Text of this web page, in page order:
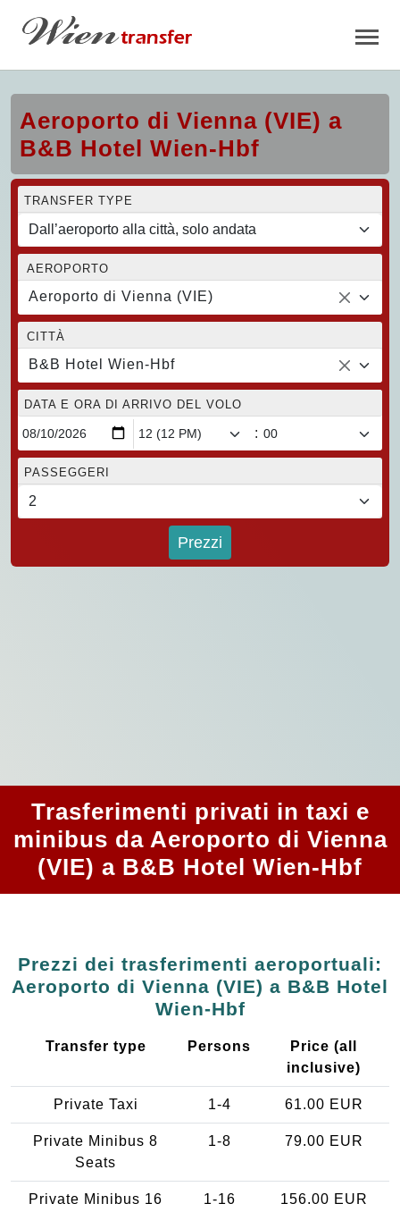
Aeroporto di Vienna (VIE) a
B&B Hotel Wien-Hbf
TRANSFER TYPE
AEROPORTO
Aeroporto di Vienna (VIE)
CITTÀ
B&B Hotel Wien-Hbf
DATA E ORA DI ARRIVO DEL VOLO
:
PASSEGGERI
Prezzi
Trasferimenti privati in taxi e
minibus da Aeroporto di Vienna
(VIE) a B&B Hotel Wien-Hbf
Prezzi dei trasferimenti aeroportuali:
Aeroporto di Vienna (VIE) a B&B Hotel
Wien-Hbf
Transfer type Persons
Price (all
inclusive)
Private Taxi 1-4 61.00 EUR
Private Minibus 8
Seats
1-8 79.00 EUR
Private Minibus 16
1-16 156.00 EUR